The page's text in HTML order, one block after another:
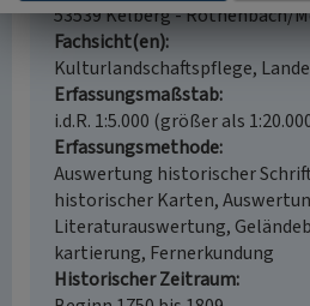
53539 Kelberg - Rothenbach/
Fachsicht(en)
Kulturlandschaftspflege,
Erfassungsmaßstab
i.d.R. 1:5.000 (größer als
Erfassungsmethode
Auswertung historischer
historischer Karten,
Literaturauswertung,
kartierung, Fernerkundung
Historischer Zeitraum